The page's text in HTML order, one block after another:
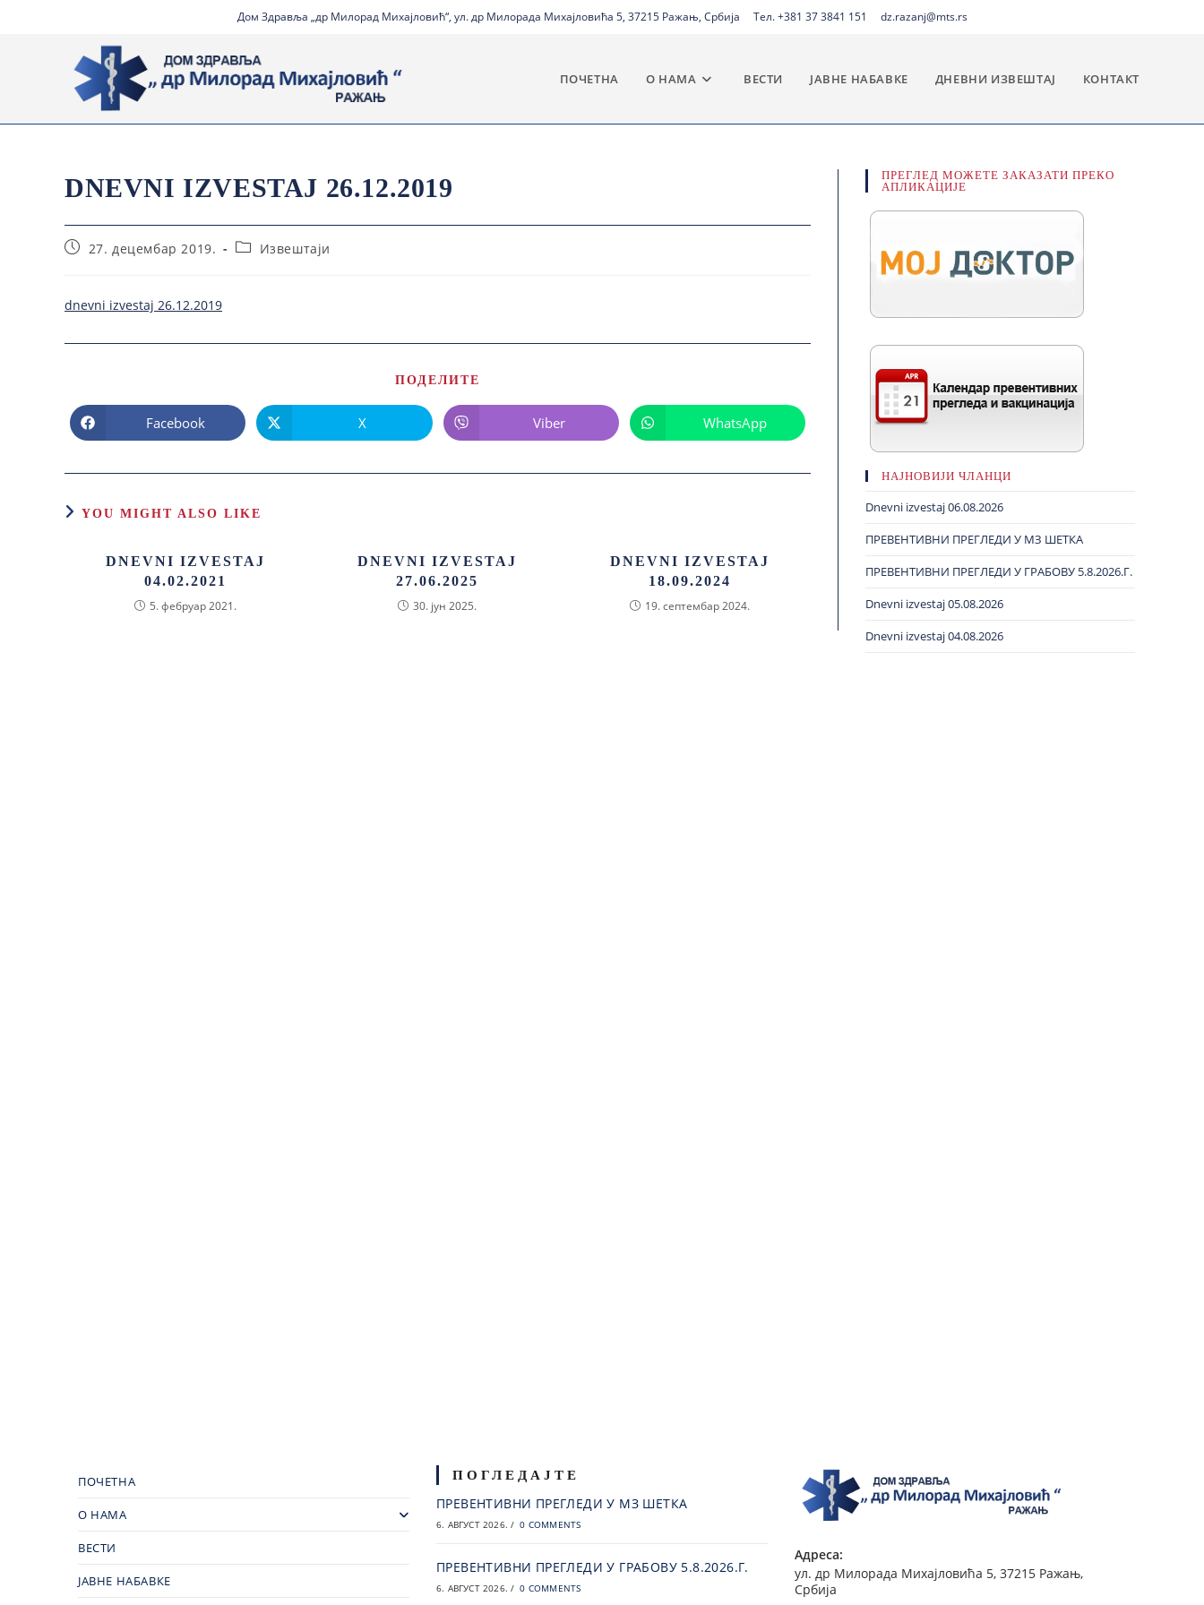
Дом Здравља „др Милорад Михајловић“, ул. др Милорада Михајловића 5, 37215 Ражањ, Србија Тел. +381 37 3841 151 dz.razanj@mts.rs
ПОЧЕТНА О НАМА ВЕСТИ ЈАВНЕ НАБАВКЕ ДНЕВНИ ИЗВЕШТАЈ КОНТАКТ
DNEVNI IZVESTAJ 26.12.2019
27. децембар 2019. Извештаји
dnevni izvestaj 26.12.2019
ПОДЕЛИТЕ
Facebook X Viber WhatsApp
YOU MIGHT ALSO LIKE
DNEVNI IZVESTAJ
04.02.2021
5. фебруар 2021.
DNEVNI IZVESTAJ
27.06.2025
30. јун 2025.
DNEVNI IZVESTAJ
18.09.2024
19. септембар 2024.
ПРЕГЛЕД МОЖЕТЕ ЗАКАЗАТИ ПРЕКО
АПЛИКАЦИЈЕ
НАЈНОВИЈИ ЧЛАНЦИ
Dnevni izvestaj 06.08.2026
ПРЕВЕНТИВНИ ПРЕГЛЕДИ У МЗ ШЕТКА
ПРЕВЕНТИВНИ ПРЕГЛЕДИ У ГРАБОВУ 5.8.2026.Г.
Dnevni izvestaj 05.08.2026
Dnevni izvestaj 04.08.2026
ПОЧЕТНА
О НАМА
ВЕСТИ
ЈАВНЕ НАБАВКЕ
ПОГЛЕДАЈТЕ
ПРЕВЕНТИВНИ ПРЕГЛЕДИ У МЗ ШЕТКА
6. АВГУСТ 2026. / 0 COMMENTS
ПРЕВЕНТИВНИ ПРЕГЛЕДИ У ГРАБОВУ 5.8.2026.Г.
6. АВГУСТ 2026. / 0 COMMENTS
Адреса:
ул. др Милорада Михајловића 5, 37215 Ражањ,
Србија